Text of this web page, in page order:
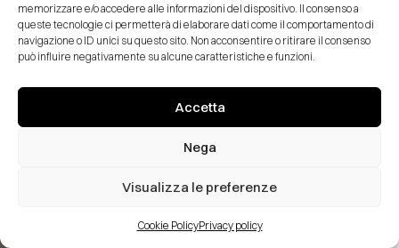
memorizzare e/o accedere alle informazioni del dispositivo. Il consenso a
queste tecnologie ci permetterà di elaborare dati come il comportamento di
navigazione o ID unici su questo sito. Non acconsentire o ritirare il consenso
può influire negativamente su alcune caratteristiche e funzioni.
Accetta
Nega
Visualizza le preferenze
Cookie PolicyPrivacy policy